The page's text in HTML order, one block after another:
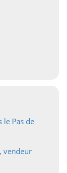
le Pas de
vendeur